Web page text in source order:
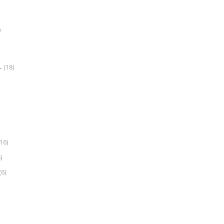
(18)
(6)